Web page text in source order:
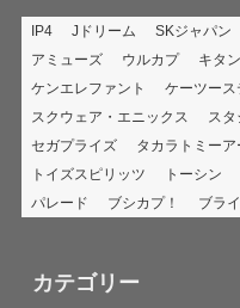
IP4 Jドリーム SKジャパン
アミューズ
ウルカプ キタ
ケンエレファント
ケーツース
スクウェア・エニックス
スタ
セガプライズ
タカラトミーア
トイズスピリッツ
トーシン
パレード
ブシカプ！ ブラ
カテゴリー